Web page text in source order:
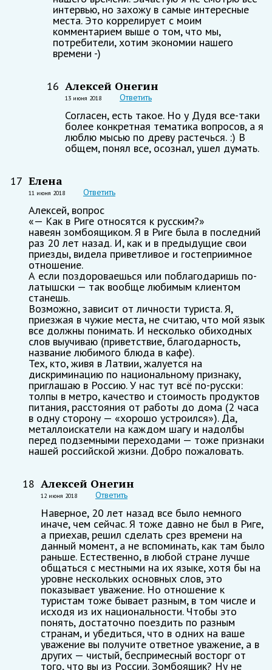
интервью, но захожу в самые интересные
места. Это коррелирует с моим
комментарием выше о том, что мы,
потребители, хотим экономии нашего
времени -)
16 Алексей Онегин
13 июня 2018 Ответить
Согласен, есть такое. Но у Дудя все-таки
более конкретная тематика вопросов, а я
люблю мысью по древу растечься. :) В
общем, понял все, осознал, ушел думать.
17 Елена
11 июня 2018 Ответить
Алексей, вопрос
«— Как в Риге относятся к русским?»
навеян зомбоящиком. Я в Риге была в последний
раз 20 лет назад. И, как и в предыдущие свои
приезды, видела приветливое и гостеприимное
отношение.
А если поздороваешься или поблагодаришь по-
латышски — так вообще любимым клиентом
станешь.
Возможно, зависит от личности туриста. Я,
приезжая в чужие места, не считаю, что мой язык
все должны понимать. И несколько обиходных
слов выучиваю (приветствие, благодарность,
название любимого блюда в кафе).
Тех, кто, живя в Латвии, жалуется на
дискриминацию по национальному признаку,
приглашаю в Россию. У нас тут всё по-русски:
толпы в метро, качество и стоимость продуктов
питания, расстояния от работы до дома (2 часа
в одну сторону — «хорошо устроился»). Да,
металлоискатели на каждом шагу и надолбы
перед подземными переходами — тоже признаки
нашей российской жизни. Добро пожаловать.
18 Алексей Онегин
12 июня 2018 Ответить
Наверное, 20 лет назад все было немного
иначе, чем сейчас. Я тоже давно не был в Риге,
а приехав, решил сделать срез времени на
данный момент, а не вспоминать, как там было
раньше. Естественно, в любой стране лучше
общаться с местными на их языке, хотя бы на
уровне нескольких основных слов, это
показывает уважение. Но отношение к
туристам тоже бывает разным, в том числе и
исходя из их национальности. Чтобы это
понять, достаточно поездить по разным
странам, и убедиться, что в одних на ваше
уважение вы получите ответное уважение, а в
других — чистый, беспримесный восторг от
того, что вы из России. Зомбоящик? Ну не